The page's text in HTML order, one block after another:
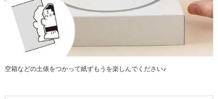
空箱などの土俵をつかって紙ずもうを楽しんでください♪